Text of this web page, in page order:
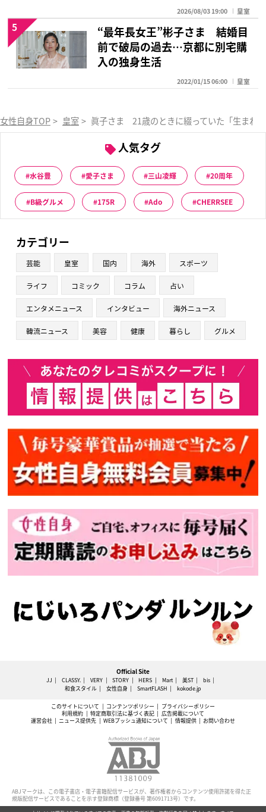
2026/08/03 19:00 皇室
“最年長女王”彬子さま 結婚目
前で破局の過去…京都に別宅購
入の独身生活
2022/01/15 06:00 皇室
5
女性自身TOP > 皇室 > 眞子さま 21歳のときに綴っていた「生まれ
人気タグ
水谷豊 愛子さま 三山凌輝 20周年
B級グルメ 175R Ado CHERRSEE
カテゴリー
芸能 皇室 国内 海外 スポーツ
ライフ コミック コラム 占い
エンタメニュース インタビュー 海外ニュース
韓流ニュース 美容 健康 暮らし グルメ
Official Site
JJ CLASSY. VERY STORY HERS Mart 美ST
bis
和食スタイル
女性自身 SmartFLASH kokode.jp
このサイトについて コンテンツポリシー
プライバシーポリシー
利用規約
特定商取引法に基づく表記
広告掲載について
運営会社
ニュース提供先 WEBプッシュ通知について 情報提供 お問い合わせ
ABJマークは、この電子書店・電子書籍配信サービスが、著作権者からコンテンツ使用許諾を得た正
規版配信サービスであることを示す登録商標（登録番号 第6091713号）です。